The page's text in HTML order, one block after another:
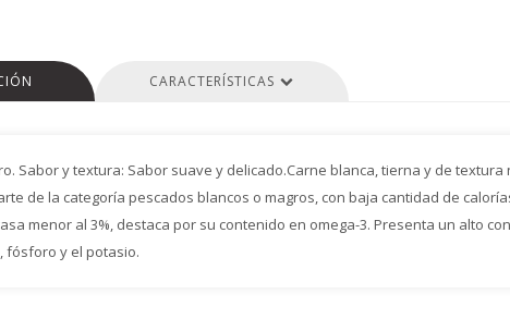
CARACTERÍSTICAS
Sabor y textura: Sabor suave y delicado.Carne blanca, tierna y de textura
de la categoría pescados blancos o magros, con baja cantidad de
menor al 3%, destaca por su contenido en omega-3. Presenta un alto
fósforo y el potasio.